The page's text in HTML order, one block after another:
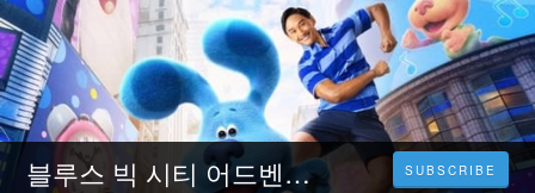
블루스 빅 시티 어드벤처 (Blue's Big City Adventure, 2023) 영화 다시 보기 𝟏𝟎𝟖𝟎𝐏 SUBSCRIBE